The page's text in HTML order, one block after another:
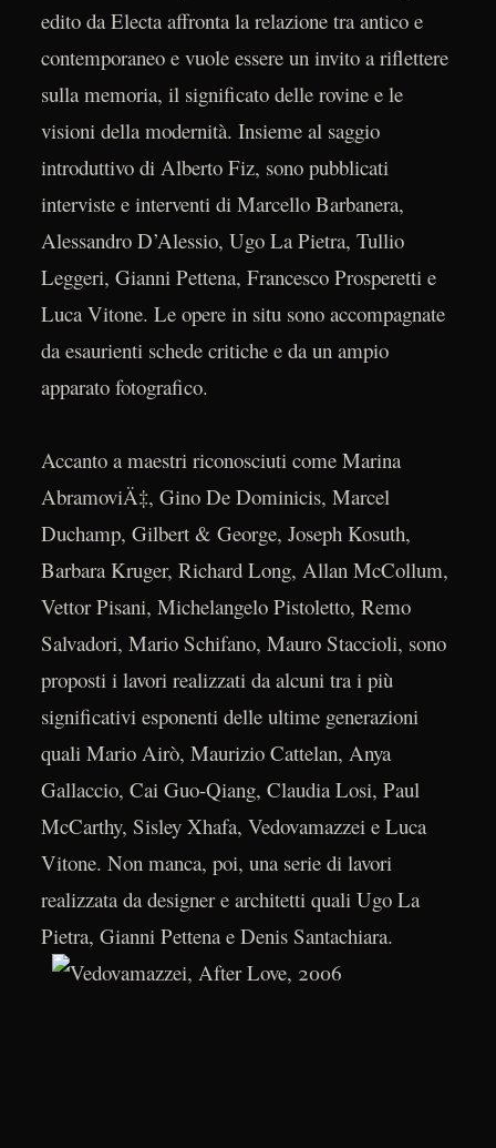
edito da Electa affronta la relazione tra antico e
contemporaneo e vuole essere un invito a riflettere
sulla memoria, il significato delle rovine e le
visioni della modernità. Insieme al saggio
introduttivo di Alberto Fiz, sono pubblicati
interviste e interventi di Marcello Barbanera,
Alessandro D’Alessio, Ugo La Pietra, Tullio
Leggeri, Gianni Pettena, Francesco Prosperetti e
Luca Vitone. Le opere in situ sono accompagnate
da esaurienti schede critiche e da un ampio
apparato fotografico.
Accanto a maestri riconosciuti come Marina
AbramoviÄ‡, Gino De Dominicis, Marcel
Duchamp, Gilbert & George, Joseph Kosuth,
Barbara Kruger, Richard Long, Allan McCollum,
Vettor Pisani, Michelangelo Pistoletto, Remo
Salvadori, Mario Schifano, Mauro Staccioli, sono
proposti i lavori realizzati da alcuni tra i più
significativi esponenti delle ultime generazioni
quali Mario Airò, Maurizio Cattelan, Anya
Gallaccio, Cai Guo-Qiang, Claudia Losi, Paul
McCarthy, Sisley Xhafa, Vedovamazzei e Luca
Vitone. Non manca, poi, una serie di lavori
realizzata da designer e architetti quali Ugo La
Pietra, Gianni Pettena e Denis Santachiara.